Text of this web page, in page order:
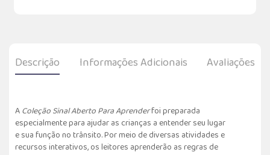
Descrição Informações Adicionais Avaliações
AColeção Sinal Aberto Para Aprenderfoi preparada
especialmente para ajudar as crianças a entender seu lugar
e sua função no trânsito. Por meio de diversas atividades e
recursos interativos, os leitores aprenderão as regras de